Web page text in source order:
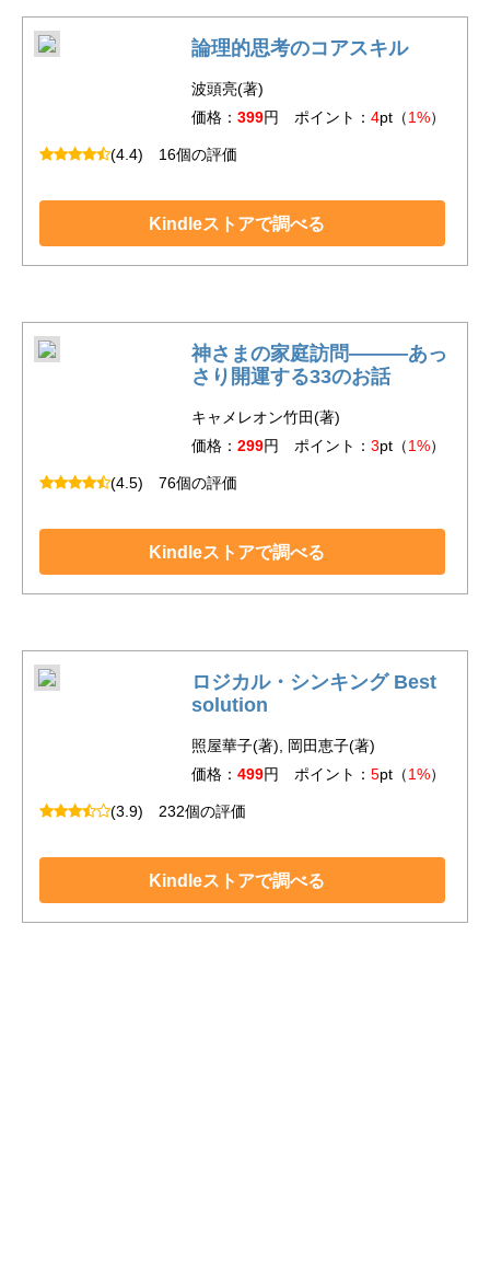
論理的思考のコアスキル
波頭亮(著)
価格： 399円 ポイント： 4pt（1%）
(4.4) 16個の評価
Kindleストアで調べる
神さまの家庭訪問―――あっ
さり開運する33のお話
キャメレオン竹田(著)
価格： 299円 ポイント： 3pt（1%）
(4.5) 76個の評価
Kindleストアで調べる
ロジカル・シンキング Best
solution
照屋華子(著), 岡田恵子(著)
価格： 499円 ポイント： 5pt（1%）
(3.9) 232個の評価
Kindleストアで調べる